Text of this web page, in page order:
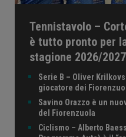
Tennistavolo –
è tutto pronto per
stagione 2026/2027
Serie B – Oliver
giocatore dei
Savino Orazzo è un
del Fiorenzuola
Ciclismo – Alberto